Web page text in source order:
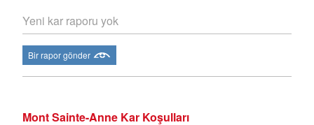
Yeni kar raporu yok
Bir rapor gönder
Mont Sainte-Anne Kar Koşulları